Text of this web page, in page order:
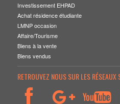
Investissement EHPAD
Achat résidence étudiante
LMNP occasion
Affaire/Tourisme
Biens à la vente
Biens vendus
RETROUVEZ NOUS SUR LES RÉSEAUX